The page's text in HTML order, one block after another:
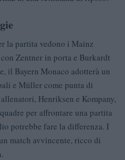
la partita vedono i Mainz
Zentner in porta e Burkardt
il Bayern Monaco adotterà un
e Müller come punta di
Henriksen e Kompany,
per affrontare una partita
potrebbe fare la differenza. I
match avvincente, ricco di